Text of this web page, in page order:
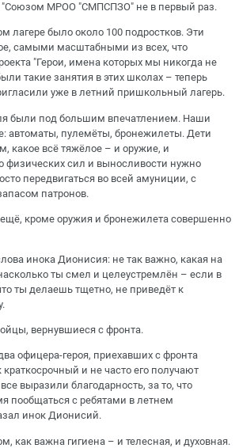
"Союзом МРОО "СМПСПЗО" не в первый раз.
лагере было около 100 подростков. Эти
самыми масштабными из всех, что
"Герои, имена которых мы никогда не
такие занятия в этих школах – теперь
уже в летний пришкольный лагерь.
были под большим впечатлением. Наши
автоматы, пулемёты, бронежилеты. Дети
какое всё тяжёлое – и оружие, и
физических сил и выносливости нужно
передвигаться во всей амуниции, с
патронов.
ещё, кроме оружия и бронежилета совершенно
инока Дионисия: не так важно, какая на
ты смел и целеустремлён – если в
ты делаешь тщетно, не приведёт к
вернувшиеся с фронта.
офицера-героя, приехавших с фронта
краткосрочный и не часто его получают
выразили благодарность, за то, что
пообщаться с ребятами в летнем
инок Дионисий.
как важна гигиена – и телесная, и духовная.